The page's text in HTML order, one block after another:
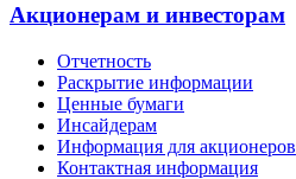
Акционерам и инвесторам
Отчетность
Раскрытие информации
Ценные бумаги
Инсайдерам
Информация для акционеров
Контактная информация